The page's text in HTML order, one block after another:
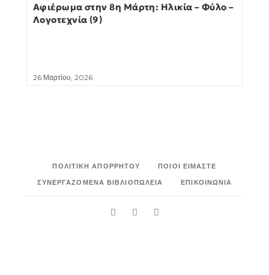
Αφιέρωμα στην 8η Μάρτη: Ηλικία – Φύλο –
Λογοτεχνία (9)
26 Μαρτίου, 2026
ΠΟΛΙΤΙΚΉ ΑΠΟΡΡΉΤΟΥ
ΠΟΙΟΙ ΕΊΜΑΣΤΕ
ΣΥΝΕΡΓΑΖΌΜΕΝΑ ΒΙΒΛΙΟΠΩΛΕΊΑ
ΕΠΙΚΟΙΝΩΝΊΑ